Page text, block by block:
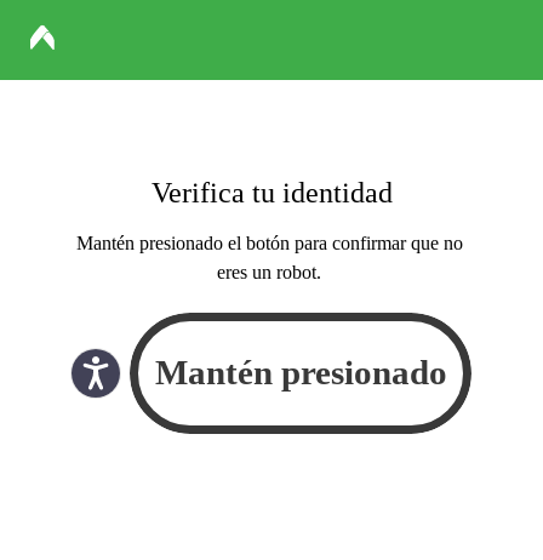
Verifica tu identidad
Mantén presionado el botón para confirmar que no
eres un robot.